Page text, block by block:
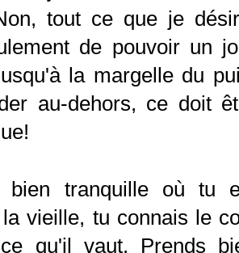
tout ce que je
de pouvoir un
la margelle du
au-dehors, ce doit
bien tranquille où tu
vieille, tu connais le
qu'il vaut. Prends